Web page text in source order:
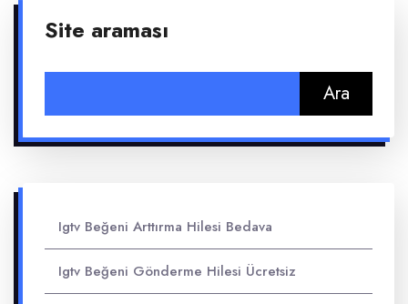
Site araması
Igtv Beğeni Arttırma Hilesi Bedava
Igtv Beğeni Gönderme Hilesi Ücretsiz